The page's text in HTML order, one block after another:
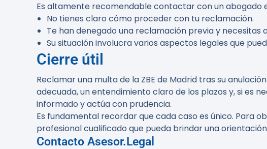
Es altamente recomendable contactar con un abogado
No tienes claro cómo proceder con tu reclamación.
Te han denegado una reclamación previa y necesitas
Su situación involucra varios aspectos legales que
Cierre útil
Reclamar una multa de la ZBE de Madrid tras su
adecuada, un entendimiento claro de los plazos y, si es
informado y actúa con prudencia.
Es fundamental recordar que cada caso es único. Para
profesional cualificado que pueda brindar una
Contacto Asesor.Legal